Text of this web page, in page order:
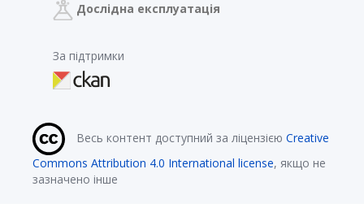
Дослідна експлуатація
За підтримки
Весь контент доступний за ліцензією Creative
Commons Attribution 4.0 International license, якщо не
зазначено інше